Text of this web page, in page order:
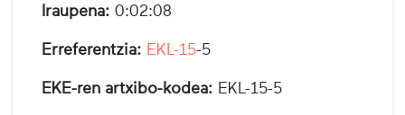
Iraupena: 0:02:08
Erreferentzia: EKL-15-5
EKE-ren artxibo-kodea: EKL-15-5